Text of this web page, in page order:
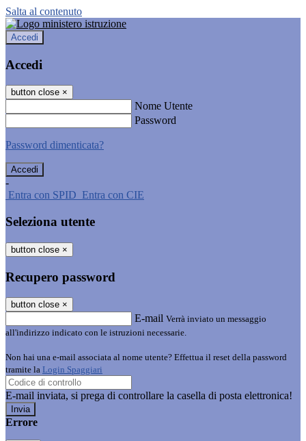
Salta al contenuto
Accedi
Accedi
button close ×
Nome Utente
Password
Password dimenticata?
-
Entra con SPID Entra con CIE
Seleziona utente
button close ×
Recupero password
button close ×
E-mail Verrà inviato un messaggio
all'indirizzo indicato con le istruzioni necessarie.
Non hai una e-mail associata al nome utente? Effettua il reset della password
tramite la Login Spaggiari
E-mail inviata, si prega di controllare la casella di posta elettronica!
Errore